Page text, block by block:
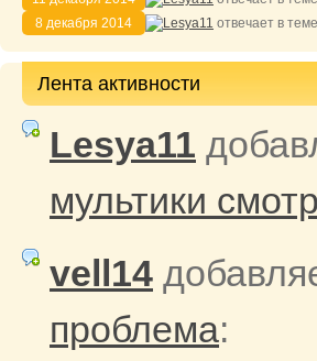
8 декабря 2014
Lesya11 отвечает в
Лента активности
Lesya11
мультики
vell14
проблема: